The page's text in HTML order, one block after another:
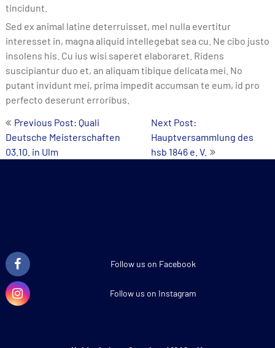
tincidunt.
Sed ex animal latine deterruisset, mel nulla evertitur
interesset in, magna aliquid intellegebat sea cu. Ne cibo justo
insolens his. Cu ius wisi saperet elaboraret. Ridens
suscipiantur duo et, an aliquam tibique delicata mei. No
putant invidunt mei, prima impedit accumsan te eum, id pro
perfecto deserunt erroribus.
Post
navigation
Previous Post: Quali
Deutsche Meisterschaften
03.10. in Ulm
Next Post:
Hauptversammlung des
hsb 1846 e. V.
Follow us on Facebook
Follow us on Instagram